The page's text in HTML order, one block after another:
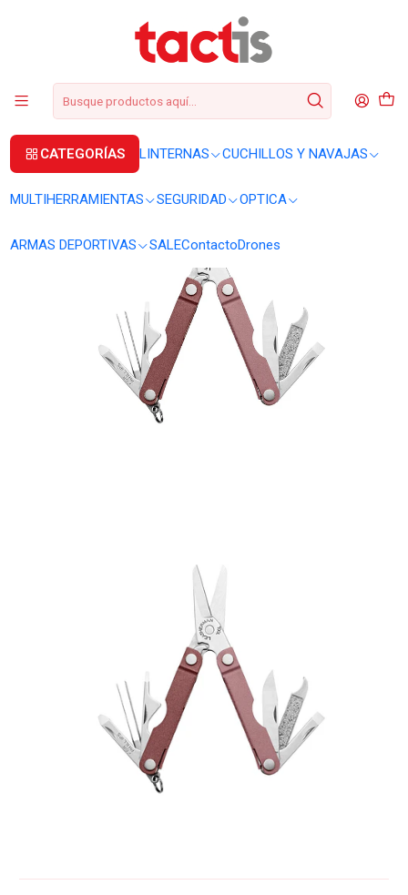
CATEGORÍAS LINTERNAS CUCHILLOS Y NAVAJAS
MULTIHERRAMIENTAS SEGURIDAD OPTICA
ARMAS DEPORTIVAS SALEContactoDrones
+56 2 3224 9572 +569 62369815
MULTIHERRAMIENTAS
MULTIHERRAMIENTAS
Multiherramienta Leatherman Micra Heathered Blush #833434